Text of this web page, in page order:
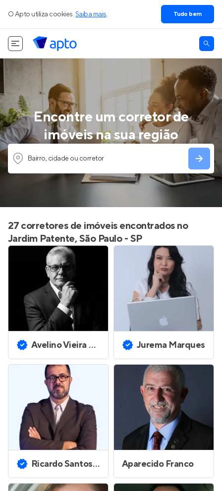
O Apto utiliza cookies. Saiba mais. Tudo bem
Encontre um corretor de
imóveis na sua região
Bairro, cidade ou corretor
27 corretores de imóveis encontrados no
Jardim Patente, São Paulo - SP
Avelino Vieira Ferreira Jurema Marques
Ricardo Santos da Poca Aparecido Franco